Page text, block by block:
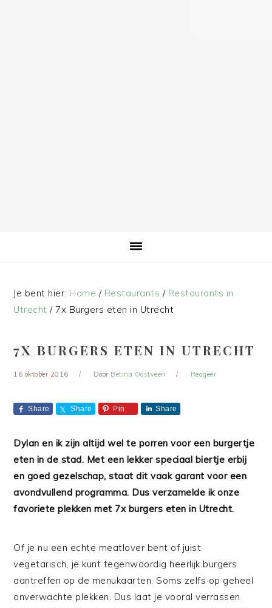
Je bent hier: Home / Restaurants / Restaurants in
Utrecht /7x Burgers eten in Utrecht
7X BURGERS ETEN IN UTRECHT
16 oktober 2016 Door Betina Oostveen Reageer
Share Share Pin Share
Dylan en ik zijn altijd wel te porren voor een burgertje
eten in de stad. Met een lekker speciaal biertje erbij
en goed gezelschap, staat dit vaak garant voor een
avondvullend programma. Dus verzamelde ik onze
favoriete plekken met 7x burgers eten in Utrecht.
Of je nu een echte meatlover bent of juist
vegetarisch, je kunt tegenwoordig heerlijk burgers
aantreffen op de menukaarten. Soms zelfs op geheel
onverwachte plekken. Dus laat je vooral verrassen